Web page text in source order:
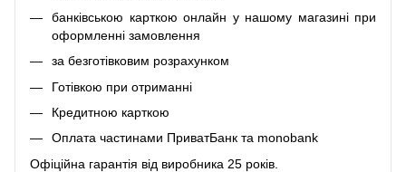
банківською карткою онлайн у нашому магазині при
оформленні замовлення
за безготівковим розрахунком
Готівкою при отриманні
Кредитною карткою
Оплата частинами ПриватБанк та monobank
Офіційна гарантія від виробника 25 років.